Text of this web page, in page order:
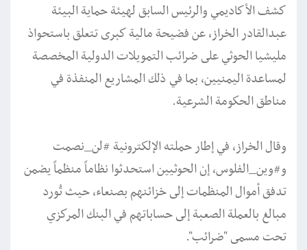
كشف الأكاديمي والرئيس السابق لهيئة حماية البيئة
عبدالقادر الخراز، عن فضيحة مالية كبرى تتعلق باستحواذ
مليشيا الحوثي على ضرائب التمويلات الدولية المخصصة
لمساعدة اليمنيين، بما في ذلك المشاريع المنفذة في
مناطق الحكومة الشرعية.
وقال الخراز، في إطار حملته الإلكترونية #لن_نصمت
و#وين_الفلوس، إن الحوثيين استحدثوا نظاماً منظماً يضمن
تدفق أموال المنظمات إلى خزائنهم بصنعاء، حيث تُورد
مبالغ بالعملة الصعبة إلى حساباتهم في البنك المركزي
تحت مسمى "ضرائب".